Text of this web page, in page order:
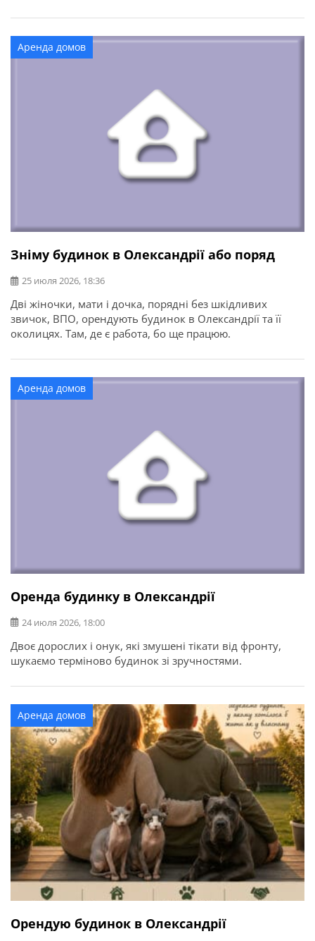
Аренда домов
Зніму будинок в Олександрії або поряд
25 июля 2026, 18:36
Дві жіночки, мати і дочка, порядні без шкідливих
звичок, ВПО, орендують будинок в Олександрії та її
околицях. Там, де є работа, бо ще працюю.
Аренда домов
Оренда будинку в Олександрії
24 июля 2026, 18:00
Двоє дорослих і онук, які змушені тікати від фронту,
шукаємо терміново будинок зі зручностями.
Аренда домов
Орендую будинок в Олександрії